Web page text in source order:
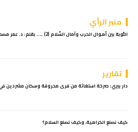
منبر الرأي
النُّوبة بين أهوال الحرب وآمال السَّلام (2) ….. بقلم: د. عمر مصطفى شركيان
تقارير
دار بيري: صرخة استغاثة من قرى محروقة وسكان مشردين
كيف نصنع الكراهية، وكيف نصنع السلام؟